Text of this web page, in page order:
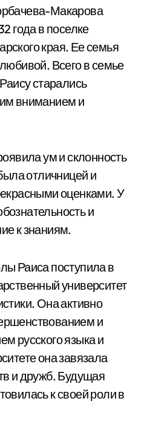
Макарова
года в поселке
края. Ее семья
Всего в семье
старались
вниманием и
ум и склонность
отличницей и
оценками. У
и
к знаниям.
Раиса поступила в
университет
Она активно
и
русского языка и
она завязала
и дружб. Будущая
к своей роли в